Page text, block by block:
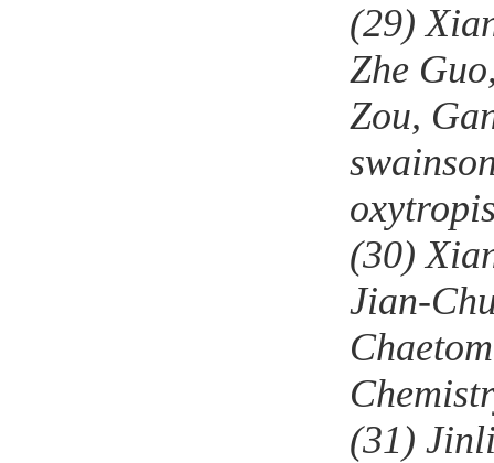
(29)
Zhe
Zou,
(30)
Jian-
(31)